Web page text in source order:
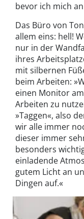
bevor ich mich
Das Büro von
allem eins: hell!
nur in der
ihres
mit silbernen
beim Arbeiten:
einen Monitor
Arbeiten zu
»Taggen«, also
wir alle immer
dieser immer
besonders
einladende
gutem Licht an
Dingen auf.«